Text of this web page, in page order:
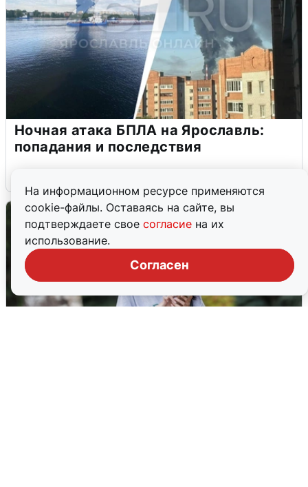
На информационном ресурсе применяются
cookie-файлы. Оставаясь на сайте, вы
подтверждаете свое согласие на их
использование.
Согласен
Ночная атака БПЛА на Ярославль:
попадания и последствия